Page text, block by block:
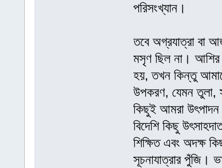
পরিসংখ্যান।
তবে অগ্রযাত্রা বা
মসৃণ ছিল না। আশির
হয়, তখন কিন্তু
উপকরণ, যেমন তুলা,
কিছুই আমরা
বিদেশি কিছু
শিক্ষিত এবং অদক্ষ
সূচনাযাত্রার পুঁজি।